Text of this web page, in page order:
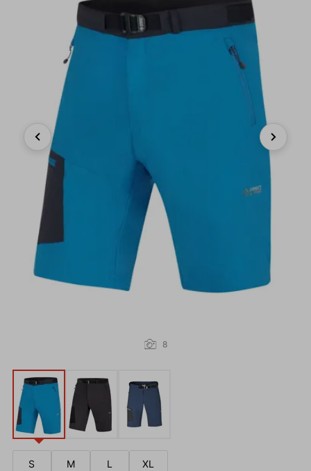
Previous Next
8
S M L XL